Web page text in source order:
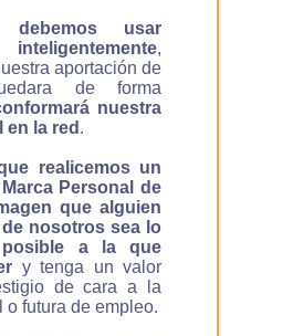
debemos usar
,
aportación de
de forma
nuestra
en la red .
realicemos un
Personal de
que alguien
nosotros sea lo
posible a la que
y tenga un valor
de cara a la
o futura de empleo.